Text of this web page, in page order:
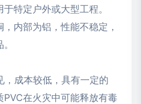
特定户外或大型工程。
，内部为铝，性能不稳定，
，成本较低，具有一定的
在火灾中可能释放有毒